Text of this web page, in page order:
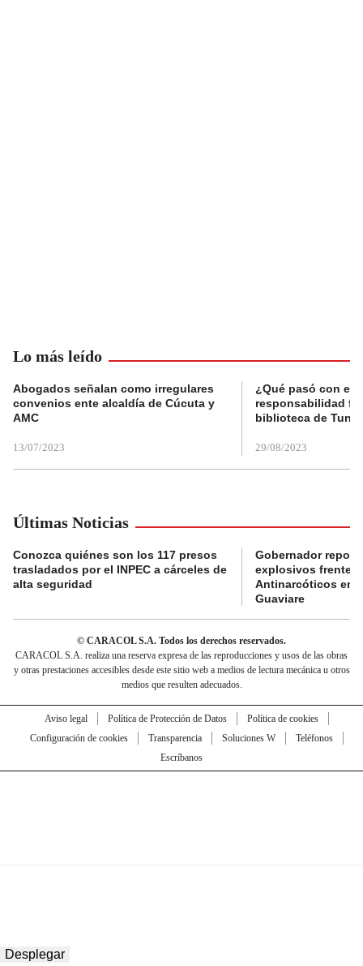
Lo más leído
Abogados señalan como irregulares
convenios ente alcaldía de Cúcuta y
AMC
13/07/2023
¿Qué pasó con el
responsabilidad
biblioteca de
29/08/2023
Últimas Noticias
Conozca quiénes son los 117 presos
trasladados por el INPEC a cárceles de
alta seguridad
Gobernador
explosivos frente a
Antinarcóticos en
Guaviare
© CARACOL S.A. Todos los derechos reservados.
CARACOL S.A. realiza una reserva expresa de las reproducciones y usos de las obras
y otras prestaciones accesibles desde este sitio web a medios de lectura mecánica u otros
medios que resulten adecuados.
Aviso legal Política de Protección de Datos
Política de cookies
Configuración de cookies
Transparencia Soluciones W
Teléfonos
Escríbanos
Desplegar